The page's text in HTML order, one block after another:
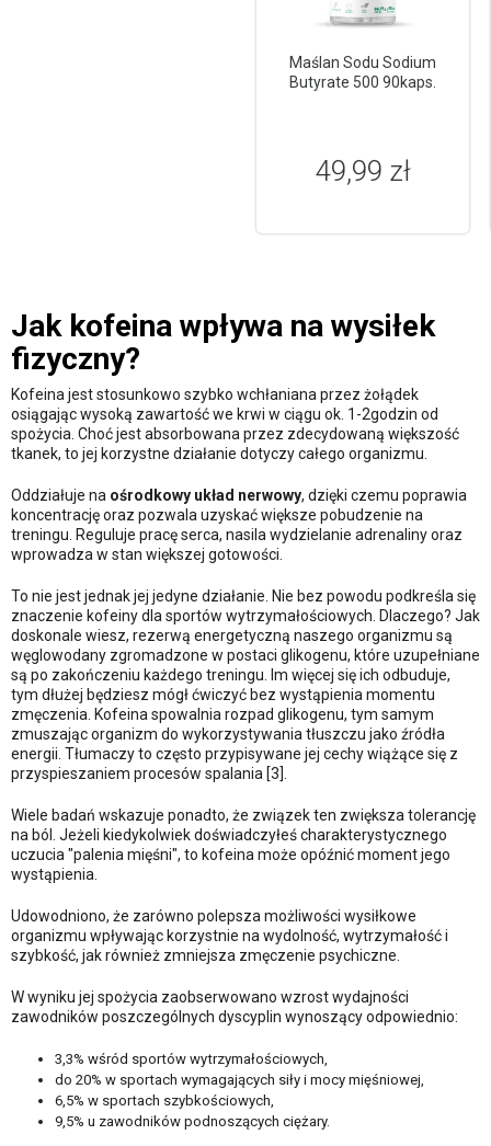
Maślan Sodu Sodium
Butyrate 500 90kaps.
49,99 zł
Jak kofeina wpływa na wysiłek
fizyczny?
Kofeina jest stosunkowo szybko wchłaniana przez żołądek
osiągając wysoką zawartość we krwi w ciągu ok. 1-2godzin od
spożycia. Choć jest absorbowana przez zdecydowaną większość
tkanek, to jej korzystne działanie dotyczy całego organizmu.
Oddziałuje na ośrodkowy układ nerwowy, dzięki czemu poprawia
koncentrację oraz pozwala uzyskać większe pobudzenie na
treningu. Reguluje pracę serca, nasila wydzielanie adrenaliny oraz
wprowadza w stan większej gotowości.
To nie jest jednak jej jedyne działanie. Nie bez powodu podkreśla się
znaczenie kofeiny dla sportów wytrzymałościowych. Dlaczego? Jak
doskonale wiesz, rezerwą energetyczną naszego organizmu są
węglowodany zgromadzone w postaci glikogenu, które uzupełniane
są po zakończeniu każdego treningu. Im więcej się ich odbuduje,
tym dłużej będziesz mógł ćwiczyć bez wystąpienia momentu
zmęczenia. Kofeina spowalnia rozpad glikogenu, tym samym
zmuszając organizm do wykorzystywania tłuszczu jako źródła
energii. Tłumaczy to często przypisywane jej cechy wiążące się z
przyspieszaniem procesów spalania [3].
Wiele badań wskazuje ponadto, że związek ten zwiększa tolerancję
na ból. Jeżeli kiedykolwiek doświadczyłeś charakterystycznego
uczucia "palenia mięśni", to kofeina może opóźnić moment jego
wystąpienia.
Udowodniono, że zarówno polepsza możliwości wysiłkowe
organizmu wpływając korzystnie na wydolność, wytrzymałość i
szybkość, jak również zmniejsza zmęczenie psychiczne.
W wyniku jej spożycia zaobserwowano wzrost wydajności
zawodników poszczególnych dyscyplin wynoszący odpowiednio:
3,3% wśród sportów wytrzymałościowych,
do 20% w sportach wymagających siły i mocy mięśniowej,
6,5% w sportach szybkościowych,
9,5% u zawodników podnoszących ciężary.